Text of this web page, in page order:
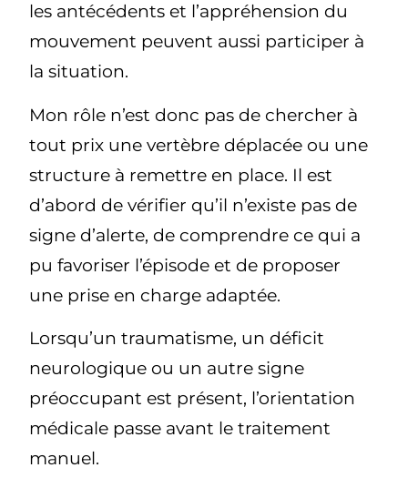
les antécédents et l’appréhension du
mouvement peuvent aussi participer à
la situation.
Mon rôle n’est donc pas de chercher à
tout prix une vertèbre déplacée ou une
structure à remettre en place. Il est
d’abord de vérifier qu’il n’existe pas de
signe d’alerte, de comprendre ce qui a
pu favoriser l’épisode et de proposer
une prise en charge adaptée.
Lorsqu’un traumatisme, un déficit
neurologique ou un autre signe
préoccupant est présent, l’orientation
médicale passe avant le traitement
manuel.